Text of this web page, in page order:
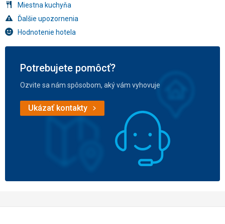
Miestna kuchyňa
Ďalšie upozornenia
Hodnotenie hotela
Potrebujete pomôcť?
Ozvite sa nám spôsobom, aký vám vyhovuje
Ukázať kontakty